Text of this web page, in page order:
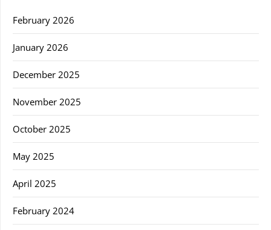
February 2026
January 2026
December 2025
November 2025
October 2025
May 2025
April 2025
February 2024